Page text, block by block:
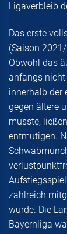
Ligaverbleib
Das erste
(Saison
Obwohl das
anfangs nicht
innerhalb der
gegen ältere
musste,
entmutigen.
zahlreich
wurde. Die
Bayernliga